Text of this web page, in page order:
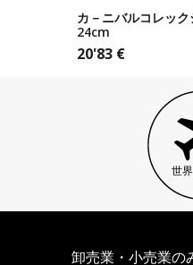
カ－ニバルコレッ
24cm
20'83 €
世
卸売業・小売業の